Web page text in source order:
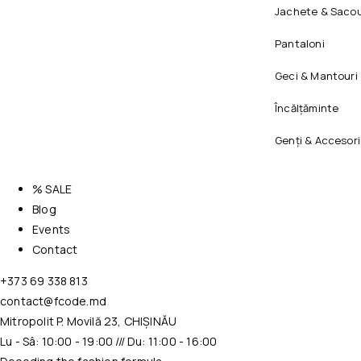
Jachete &
Pantaloni
Geci & Mantouri
Încălțăminte
Genți &
% SALE
Blog
Events
Contact
+373 69 338 813
contact@fcode.md
Mitropolit P. Movilă 23, CHIȘINĂU
Lu - Sâ: 10:00 - 19:00 /// Du: 11:00 - 16:00